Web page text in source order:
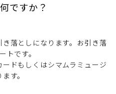
ですか？
落としになります。お引き落
トです。
ドもしくはシマムラミュージ
す。